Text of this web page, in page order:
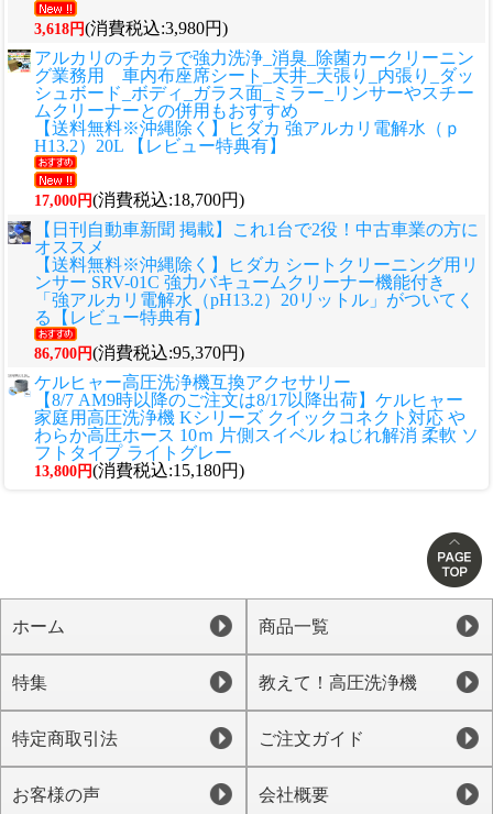
3,618円(消費税込:3,980円)
アルカリのチカラで強力洗浄_消臭_除菌カークリーニン
グ業務用 車内布座席シート_天井_天張り_内張り_ダッ
シュボード_ボディ_ガラス面_ミラー_リンサーやスチー
ムクリーナーとの併用もおすすめ
【送料無料※沖縄除く】ヒダカ 強アルカリ電解水（ｐ
H13.2）20L 【レビュー特典有】
17,000円(消費税込:18,700円)
【日刊自動車新聞 掲載】これ1台で2役！中古車業の方に
オススメ
【送料無料※沖縄除く】ヒダカ シートクリーニング用リ
ンサー SRV-01C 強力バキュームクリーナー機能付き
「強アルカリ電解水（pH13.2）20リットル」がついてく
る【レビュー特典有】
86,700円(消費税込:95,370円)
ケルヒャー高圧洗浄機互換アクセサリー
【8/7 AM9時以降のご注文は8/17以降出荷】ケルヒャー
家庭用高圧洗浄機 Kシリーズ クイックコネクト対応 や
わらか高圧ホース 10ｍ 片側スイベル ねじれ解消 柔軟 ソ
フトタイプ ライトグレー
13,800円(消費税込:15,180円)
ホーム 商品一覧
特集 教えて！高圧洗浄機
特定商取引法 ご注文ガイド
お客様の声 会社概要